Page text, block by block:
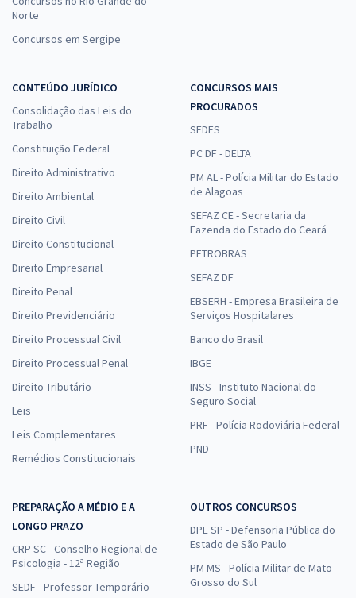
Norte
Concursos em Sergipe
CONTEÚDO JURÍDICO
Consolidação das Leis do
Trabalho
Constituição Federal
Direito Administrativo
Direito Ambiental
Direito Civil
Direito Constitucional
Direito Empresarial
Direito Penal
Direito Previdenciário
Direito Processual Civil
Direito Processual Penal
Direito Tributário
Leis
Leis Complementares
Remédios Constitucionais
CONCURSOS MAIS
PROCURADOS
SEDES
PC DF - DELTA
PM AL - Polícia Militar do Estado
de Alagoas
SEFAZ CE - Secretaria da
Fazenda do Estado do Ceará
PETROBRAS
SEFAZ DF
EBSERH - Empresa Brasileira de
Serviços Hospitalares
Banco do Brasil
IBGE
INSS - Instituto Nacional do
Seguro Social
PRF - Polícia Rodoviária Federal
PND
PREPARAÇÃO A MÉDIO E A
LONGO PRAZO
CRP SC - Conselho Regional de
Psicologia - 12ª Região
SEDF - Professor Temporário
OUTROS CONCURSOS
DPE SP - Defensoria Pública do
Estado de São Paulo
PM MS - Polícia Militar de Mato
Grosso do Sul